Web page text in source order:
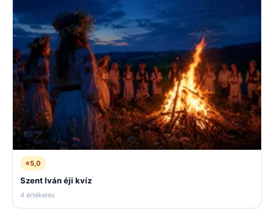
⭐5,0
Szent Iván éji kvíz
4 értékelés